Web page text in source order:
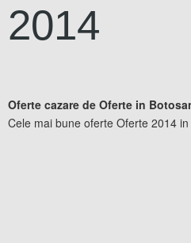
2014
Oferte cazare de Oferte in
Cele mai bune oferte Oferte 2014